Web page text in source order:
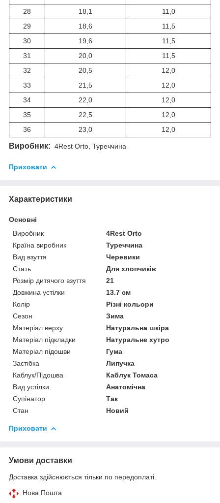
28
18,1
11,0
29
18,6
11,5
30
19,6
11,5
31
20,0
11,5
32
20,5
12,0
33
21,5
12,0
34
22,0
12,0
35
22,5
12,0
36
23,0 12,0
Виробник: 4Rest Orto, Туреччина
Приховати
Характеристики
Основні
Виробник
4Rest Orto
Країна виробник
Туреччина
Вид взуття
Черевики
Стать
Для хлопчиків
Розмір дитячого взуття
21
Довжина устілки
13.7 см
Колір
Різні кольори
Сезон
Зима
Матеріал верху
Натуральна шкіра
Матеріал підкладки
Натуральне хутро
Матеріал підошви
Гума
Застібка
Липучка
Каблук/Підошва
Каблук Томаса
Вид устілки
Анатомічна
Супінатор
Так
Стан
Новий
Приховати
Умови доставки
Доставка здійснюється тільки по передоплаті.
Нова Пошта